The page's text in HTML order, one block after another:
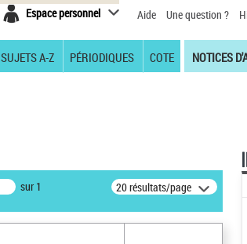
Espace personnel Aide Une question ?
SUJETS A-Z PÉRIODIQUES COTE NOTICES
sur 1 20 résultats/page